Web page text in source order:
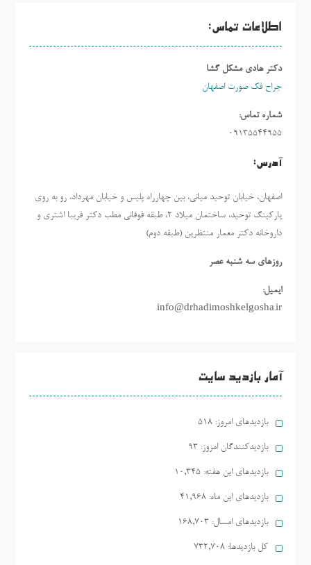
اطلاعات تماس:
دکتر هادی مشکل گشا
جراح فک صورت اصفهان
شماره تماس:
09135544955
آدرس:
اصفهان، خیابان توحید میانی، بین چهارراه پلیس و خیابان مهرداد، رو به روی
پارکینگ توحید، ساختمان میلاد ٢، طبقه فوقانی مطب دکتر فریبا اشتری و
داروخانه دکتر معمار منتظرین (طبقه دوم)
روزهاي سه شنبه عصر
ایمیل:
info@drhadimoshkelgosha.ir
آمار بازدید سایت
بازدیدهای امروز: 518
بازدیدکنندگان امروز: 93
بازدیدهای این هفته: 10,345
بازدیدهای این ماه: 41,968
بازدیدهای امسال: 168,703
کل بازدیدها: 732,708